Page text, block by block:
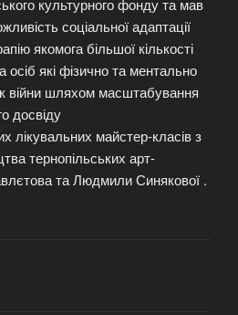
культурного фонду та мав
соціальної адаптації
якомога більшої кількості
осіб які фізично та ментально
війни шляхом масштабування
досвіду
лікувальних майстер-класів з
тернопільських арт-
та Людмили Синякової .